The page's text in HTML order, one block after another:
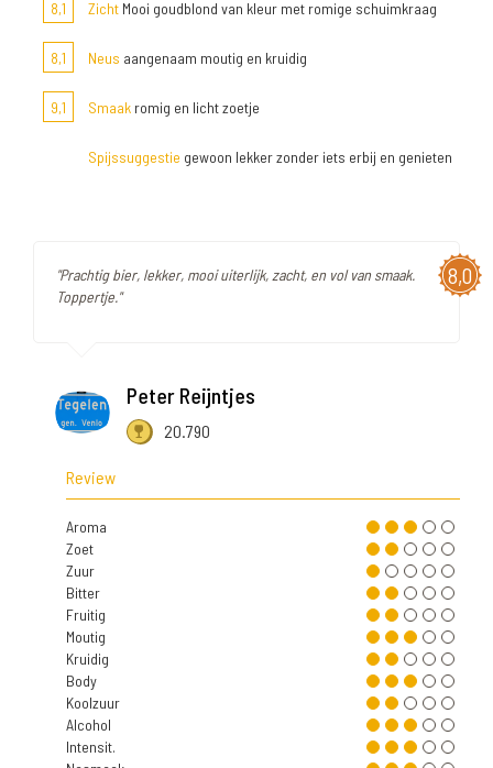
8,1
Zicht Mooi goudblond van kleur met romige schuimkraag
8,1 Neus aangenaam moutig en kruidig
9,1 Smaak romig en licht zoetje
Spijssuggestie gewoon lekker zonder iets erbij en genieten
8,0
"Prachtig bier, lekker, mooi uiterlijk, zacht, en vol van smaak.
Toppertje."
Peter Reijntjes
20.790
Review
Aroma
Zoet
Zuur
Bitter
Fruitig
Moutig
Kruidig
Body
Koolzuur
Alcohol
Intensit.